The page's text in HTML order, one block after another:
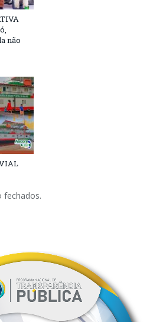
não
fechados.